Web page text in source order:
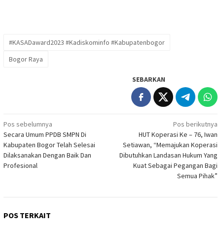
#KASADaward2023 #Kadiskominfo #Kabupatenbogor
Bogor Raya
SEBARKAN
Navigasi
pos
Pos sebelumnya
Secara Umum PPDB SMPN Di
Kabupaten Bogor Telah Selesai
Dilaksanakan Dengan Baik Dan
Profesional
Pos berikutnya
HUT Koperasi Ke – 76, Iwan
Setiawan, “Memajukan Koperasi
Dibutuhkan Landasan Hukum Yang
Kuat Sebagai Pegangan Bagi
Semua Pihak”
POS TERKAIT